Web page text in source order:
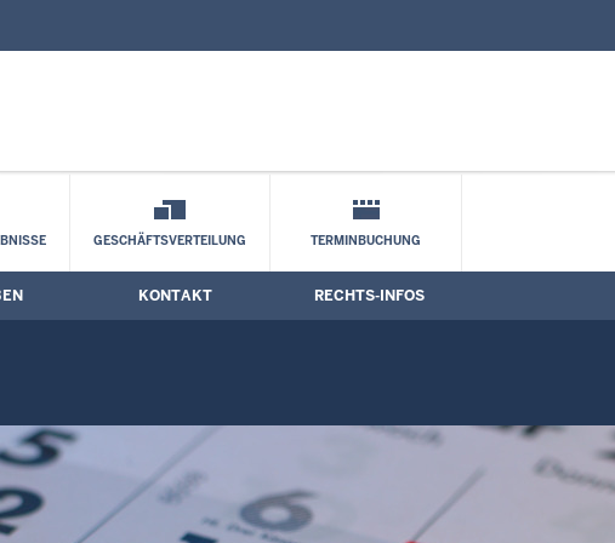
Kontaktformular
GESCHÄFTSVERTEILUNG TERMINBUCHUNG
KONTAKT RECHTS-INFOS